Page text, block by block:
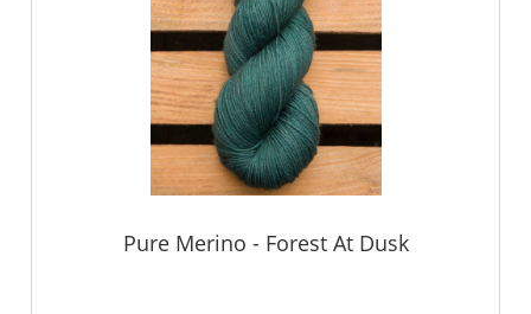
Pure Merino - Forest At Dusk